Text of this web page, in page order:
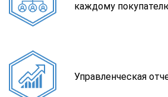
каждому
Управленческая